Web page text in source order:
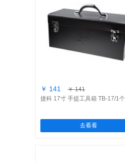
￥ 141
￥ 141
捷科 17寸 手提工具箱 TB-17/1个
去看看